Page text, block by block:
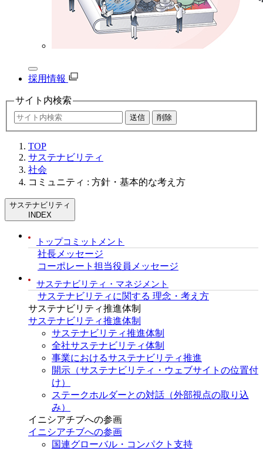
採用情報
サイト内検索
TOP
サステナビリティ
社会
コミュニティ : 方針・基本的な考え方
サステナビリティ
INDEX
トップコミットメント
社長メッセージ
コーポレート担当役員メッセージ
サステナビリティ・マネジメント
サステナビリティに関する 理念・考え方
サステナビリティ推進体制
サステナビリティ推進体制
サステナビリティ推進体制
全社サステナビリティ体制
事業におけるサステナビリティ推進
開示（サステナビリティ・ウェブサイトの位置付
け）
ステークホルダーとの対話（外部視点の取り込
み）
イニシアチブへの参画
イニシアチブへの参画
国連グローバル・コンパクト支持